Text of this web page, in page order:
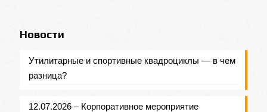
Новости
Утилитарные и спортивные квадроциклы — в чем
разница?
12.07.2026 – Корпоративное мероприятие